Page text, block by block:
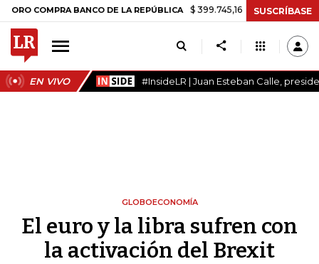
BANCO DE LA REPÚBLICA $ 399.745,16 +$ 2.295,71 +0,58%
SUSCRÍBASE
EN VIVO #InsideLR | Juan Esteban Calle,
GLOBOECONOMÍA
El euro y la libra sufren con
la activación del Brexit